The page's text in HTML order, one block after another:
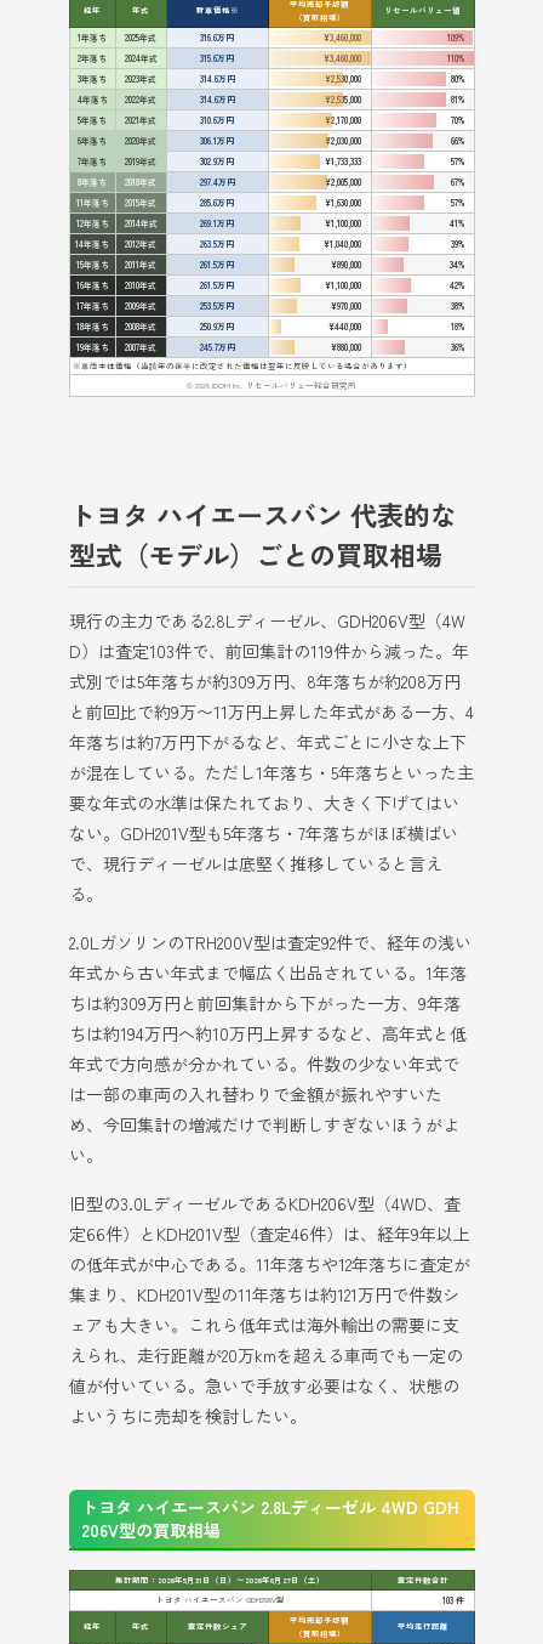
経年 年式 新車価格※
平均売却予想額
（買取相場）
リセールバリュー値
1年落ち 2025年式 316.6万円 ¥3,460,000
109%
2年落ち
2024年式 315.6万円 ¥3,460,000
110%
3年落ち
2023年式 314.6万円 ¥2,530,000
80%
4年落ち
2022年式 314.6万円 ¥2,535,000
81%
5年落ち
2021年式 310.6万円 ¥2,170,000
70%
6年落ち
2020年式 306.1万円 ¥2,030,000
66%
7年落ち
2019年式 302.9万円 ¥1,733,333
57%
8年落ち
2018年式 297.4万円 ¥2,005,000
67%
11年落ち
2015年式 285.6万円 ¥1,630,000
57%
12年落ち
2014年式 269.1万円 ¥1,100,000
41%
14年落ち
2012年式 263.5万円 ¥1,040,000
39%
15年落ち
2011年式 261.5万円 ¥890,000
34%
16年落ち
2010年式 261.5万円 ¥1,100,000
42%
17年落ち
2009年式 253.5万円 ¥970,000
38%
18年落ち
2008年式 250.9万円 ¥440,000
18%
19年落ち
2007年式 245.7万円 ¥880,000
36%
※車両本体価格（当該年の後半に改定された価格は翌年に反映している場合があります）
© 2026 IDOM Inc. リセールバリュー総合研究所
トヨタ ハイエースバン 代表的な
型式（モデル）ごとの買取相場
現行の主力である2.8Lディーゼル、GDH206V型（4W
D）は査定103件で、前回集計の119件から減った。年
式別では5年落ちが約309万円、8年落ちが約208万円
と前回比で約9万〜11万円上昇した年式がある一方、4
年落ちは約7万円下がるなど、年式ごとに小さな上下
が混在している。ただし1年落ち・5年落ちといった主
要な年式の水準は保たれており、大きく下げてはい
ない。GDH201V型も5年落ち・7年落ちがほぼ横ばい
で、現行ディーゼルは底堅く推移していると言え
る。
2.0LガソリンのTRH200V型は査定92件で、経年の浅い
年式から古い年式まで幅広く出品されている。1年落
ちは約309万円と前回集計から下がった一方、9年落
ちは約194万円へ約10万円上昇するなど、高年式と低
年式で方向感が分かれている。件数の少ない年式で
は一部の車両の入れ替わりで金額が振れやすいた
め、今回集計の増減だけで判断しすぎないほうがよ
い。
旧型の3.0LディーゼルであるKDH206V型（4WD、査
定66件）とKDH201V型（査定46件）は、経年9年以上
の低年式が中心である。11年落ちや12年落ちに査定が
集まり、KDH201V型の11年落ちは約121万円で件数シ
ェアも大きい。これら低年式は海外輸出の需要に支
えられ、走行距離が20万kmを超える車両でも一定の
値が付いている。急いで手放す必要はなく、状態の
よいうちに売却を検討したい。
トヨタ ハイエースバン 2.8Lディーゼル 4WD GDH
206V型の買取相場
集計期間：2026年5月31日（日）〜2026年6月27日（土）
査定件数合計
トヨタ ハイエースバン GDH206V型
103 件
経年 年式 査定件数シェア
平均売却予想額
（買取相場）
平均走行距離